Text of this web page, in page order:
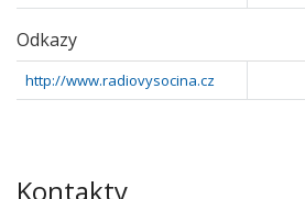
Odkazy
http://www.radiovysocina.cz
Kontakty